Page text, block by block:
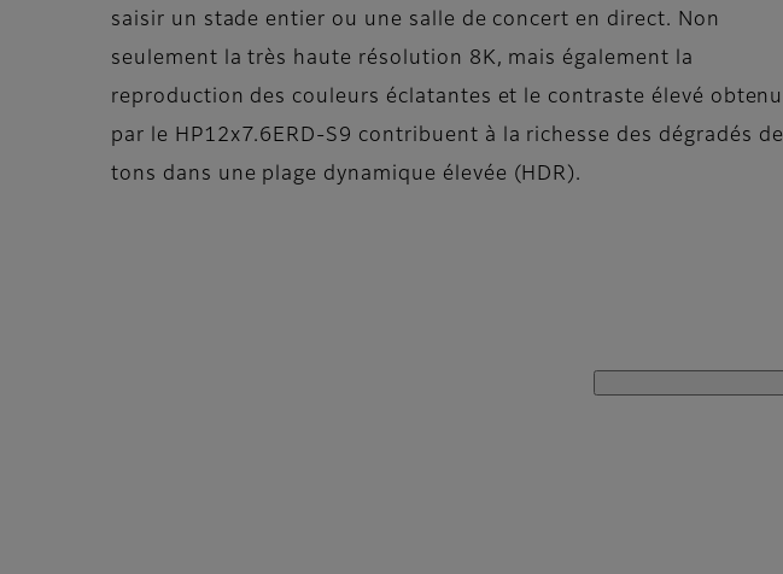
saisir un stade entier ou une salle de concert en direct. Non
seulement la très haute résolution 8K, mais également la
reproduction des couleurs éclatantes et le contraste élevé obtenu
par le HP12x7.6ERD-S9 contribuent à la richesse des dégradés de
tons dans une plage dynamique élevée (HDR).